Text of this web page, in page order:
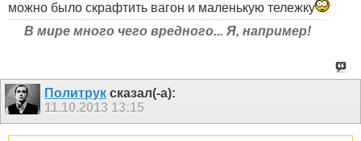
можно было скрафтить вагон и маленькую тележку
В мире много чего вредного... Я, например!
Политрук сказал(-а):
11.10.2013 13:15